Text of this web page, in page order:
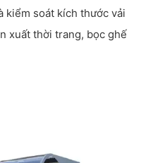
kiểm soát kích thước vải
xuất thời trang, bọc ghế